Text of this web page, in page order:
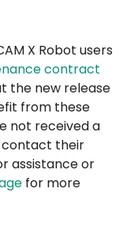
X Robot users
contract
the new release
from these
not received a
contact their
assistance or
for more